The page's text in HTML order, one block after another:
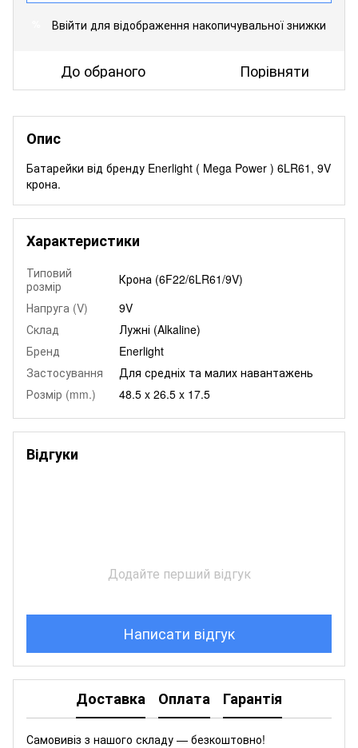
Ввійти для відображення накопичувальної знижки
До обраного Порівняти
Опис
Батарейки від бренду Enerlight ( Mega Power ) 6LR61, 9V
крона.
Характеристики
Типовий
розмір
Крона (6F22/6LR61/9V)
Напруга (V)
9V
Склад
Лужні (Alkaline)
Бренд
Enerlight
Застосування
Для средніх та малих навантажень
Розмір (mm.)
48.5 x 26.5 x 17.5
Відгуки
Додайте перший відгук
Написати відгук
Доставка Оплата Гарантія
Самовивіз з нашого складу — безкоштовно!